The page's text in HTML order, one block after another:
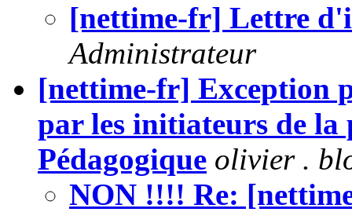
[nettime-fr] Lettre
Administrateur
[nettime-fr] Exception
par les initiateurs de
Pédagogique olivier .
NON !!!! Re: